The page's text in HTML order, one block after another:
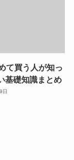
て買う人が知っ
基礎知識まとめ
日